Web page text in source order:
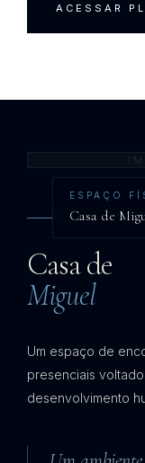
ACESSAR
NÚCLEO
Casa de
Miguel
Um espaço de
presenciais
desenvolvimento
ESPAÇO
Casa de